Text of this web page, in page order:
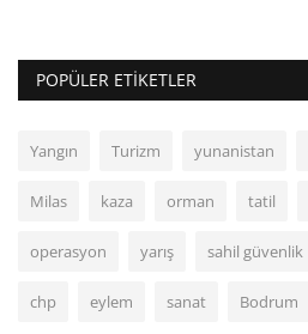
POPÜLER ETIKETLER
Yangın Turizm yunanistan
Milas kaza orman tatil
operasyon yarış sahil güvenlik
chp eylem sanat Bodrum